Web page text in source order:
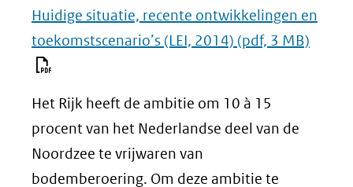
Huidige situatie, recente ontwikkelingen en
toekomstscenario’s (LEI, 2014) (pdf, 3 MB)
Het Rijk heeft de ambitie om 10 à 15
procent van het Nederlandse deel van de
Noordzee te vrijwaren van
bodemberoering. Om deze ambitie te